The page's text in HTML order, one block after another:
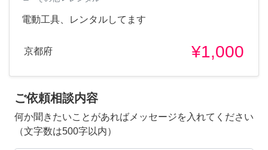
電動工具、レンタルしてます
京都府 ¥1,000
ご依頼相談内容
何か聞きたいことがあればメッセージを入れてください
（文字数は500字以内）